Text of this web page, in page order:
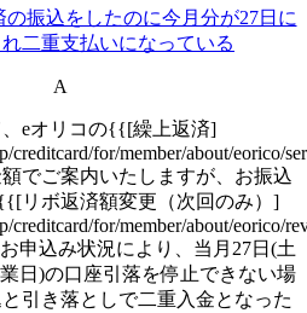
の振込をしたのに今月分が27日に
二重支払いになっている
A
、eオリコの{{[繰上返済]
creditcard/for/member/about/eorico/
でご案内いたしますが、お振込
リボ返済額変更（次回のみ）]
creditcard/for/member/about/eorico/
申込み状況により、当月27日(土
日)の口座引落を停止できない場
引き落としで二重入金となった